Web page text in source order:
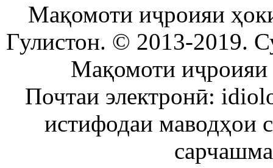
Мақомоти иҷроияи
Гулистон. © 2013-2019.
Мақомоти иҷроияи
Почтаи электронӣ:
истифодаи маводҳои